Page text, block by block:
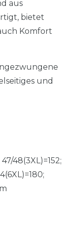
aus
bietet
Komfort
und
48(3XL)=152;